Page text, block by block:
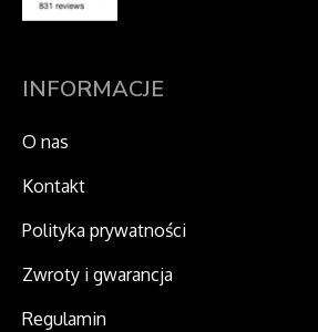
INFORMACJE
O nas
Kontakt
Polityka prywatności
Zwroty i gwarancja
Regulamin